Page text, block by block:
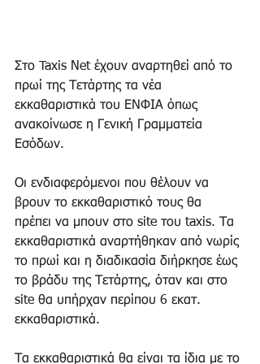
Στο Taxis Net έχουν αναρτηθεί από το
πρωί της Τετάρτης τα νέα
εκκαθαριστικά του ΕΝΦΙΑ όπως
ανακοίνωσε η Γενική Γραμματεία
Εσόδων.
Οι ενδιαφερόμενοι που θέλουν να
βρουν το εκκαθαριστικό τους θα
πρέπει να μπουν στο site του taxis. Τα
εκκαθαριστικά αναρτήθηκαν από νωρίς
το πρωί και η διαδικασία διήρκησε έως
το βράδυ της Τετάρτης, όταν και στο
site θα υπήρχαν περίπου 6 εκατ.
εκκαθαριστικά.
Τα εκκαθαριστικά θα είναι τα ίδια με το